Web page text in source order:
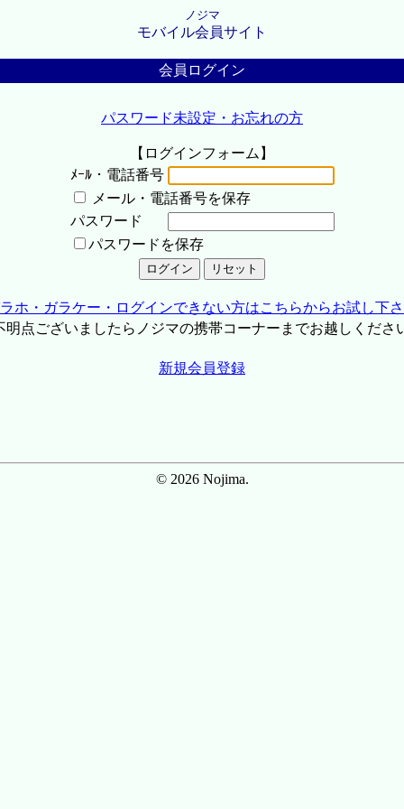
ノジマ
モバイル会員サイト
会員ログイン
パスワード未設定・お忘れの方
【ログインフォーム】
ﾒｰﾙ・電話番号
メール・電話番号を保存
パスワード
パスワードを保存
ホ・ガラケー・ログインできない方はこちらからお試し下
点ございましたらノジマの携帯コーナーまでお越しくださ
新規会員登録
© 2026 Nojima.